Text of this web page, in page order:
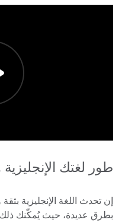
طور لغتك
إن تحدث اللغة الإنجليزية
بطرق عديدة، حيث يُمكّنك